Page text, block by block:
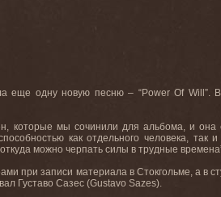
еще одну новую песню – “Power Of
которые мы сочинили для альбома, и
как отдельного человека, так
можно черпать силы в трудные
при записи материала в Стокгольме, а в
Густаво Сазес (Gustavo Sazes).